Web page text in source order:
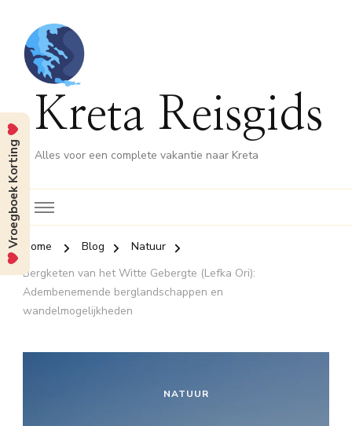
Kreta Reisgids
Alles voor een complete vakantie naar Kreta
Home Blog
Natuur
Bergketen van het Witte Gebergte (Lefka Ori):
Adembenemende berglandschappen en
wandelmogelijkheden
NATUUR
Vroegboek Korting